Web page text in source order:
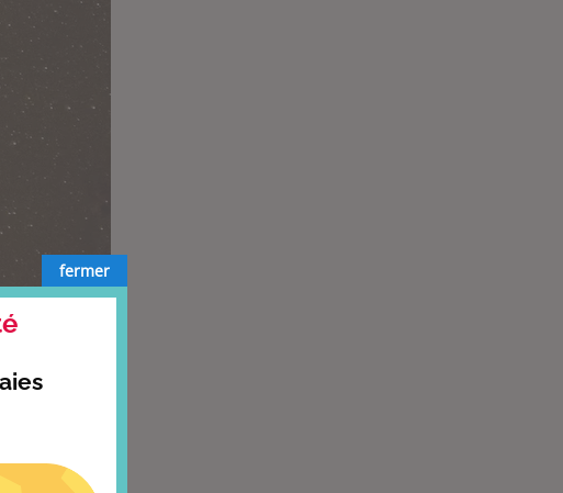
fermer